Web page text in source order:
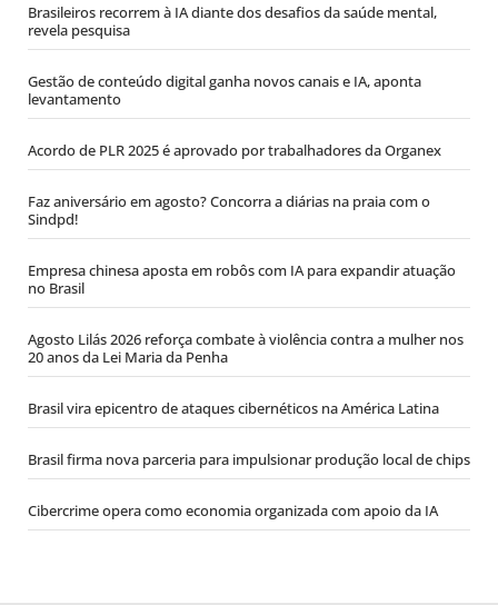
Brasileiros recorrem à IA diante dos desafios da saúde mental,
revela pesquisa
Gestão de conteúdo digital ganha novos canais e IA, aponta
levantamento
Acordo de PLR 2025 é aprovado por trabalhadores da Organex
Faz aniversário em agosto? Concorra a diárias na praia com o
Sindpd!
Empresa chinesa aposta em robôs com IA para expandir atuação
no Brasil
Agosto Lilás 2026 reforça combate à violência contra a mulher nos
20 anos da Lei Maria da Penha
Brasil vira epicentro de ataques cibernéticos na América Latina
Brasil firma nova parceria para impulsionar produção local de chips
Cibercrime opera como economia organizada com apoio da IA